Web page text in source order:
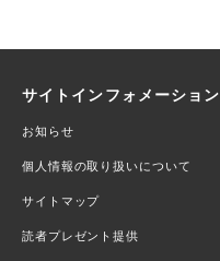
サイトインフォメーション
お知らせ
個人情報の取り扱いについて
サイトマップ
読者プレゼント提供